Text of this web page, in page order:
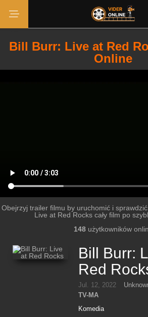
Bill Burr: Live at Red
Online
Obejrzyj trailer filmu by uruchomić i
Live at Red Rocks cały film po
148użytkowników
Bill Burr:
Red
Jul. 12, 2022
TV-MA
Komedia